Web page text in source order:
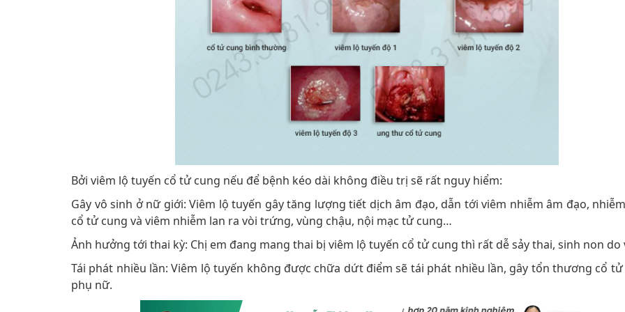
Bởi viêm lộ tuyến cổ tử cung nếu để bệnh kéo dài không điều trị sẽ rất nguy hiểm:
Gây vô sinh ở nữ giới: Viêm lộ tuyến gây tăng lượng tiết dịch âm đạo, dẫn tới viêm nhiễm âm đạo,
cổ tử cung và viêm nhiễm lan ra vòi trứng, vùng chậu, nội mạc tử cung…
Ảnh hưởng tới thai kỳ: Chị em đang mang thai bị viêm lộ tuyến cổ tử cung thì rất dễ sảy thai, sinh non do
Tái phát nhiều lần: Viêm lộ tuyến không được chữa dứt điểm sẽ tái phát nhiều lần, gây tổn thương cổ
phụ nữ.